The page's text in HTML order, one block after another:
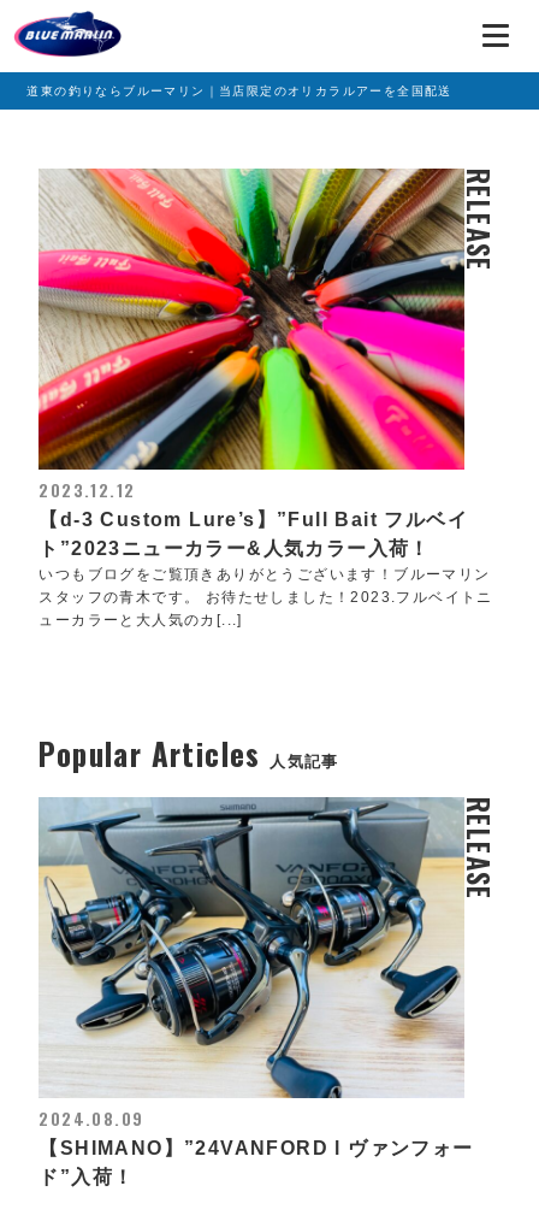
道東の釣りならブルーマリン｜当店限定のオリカラルアーを全国配送
RELEASE
2023.12.12
【d-3 Custom Lure’s】”Full Bait フルベイ
ト”2023ニューカラー&人気カラー入荷！
いつもブログをご覧頂きありがとうございます！ブルーマリン
スタッフの青木です。 お待たせしました！2023.フルベイトニ
ューカラーと大人気のカ[...]
Popular Articles 人気記事
RELEASE
2024.08.09
【SHIMANO】”24VANFORD l ヴァンフォー
ド”入荷！